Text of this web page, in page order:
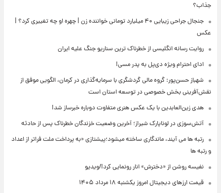
جذاب؟
جنجال جراحی زیبایی ۴۰ میلیارد تومانی خواننده زن | چهره او چه تغییری کرد؟ |
عکس
روایت رسانه انگلیسی از خطرناک ترین سناریو جنگ علیه ایران
ادای احترام ویژه دی‌پل به پدر مسی!
شهباز حسن‌پور: گروه مالی گردشگری با سرمایه‌گذاری در کرمان، الگویی موفق از
نقش‌آفرینی بخش خصوصی در توسعه استان است
هدی زین‌العابدین با یک عکس هنری متفاوت دوباره خبرساز شد!
آتش‌سوزی در لوناپارک شیراز؛ آخرین وضعیت خزندگان خطرناک پس از حادثه
رتبه ها می آیند، ماندگاری ساخته میشود؛پیشتازی «به پرداخت ملت فراتر از اعداد
و رتبه ها
نفیسه روشن از «دخترش» انار رونمایی کرد!/ویدیو
قیمت ارزهای دیجیتال امروز یکشنبه ۱۸ مرداد ۱۴۰۵